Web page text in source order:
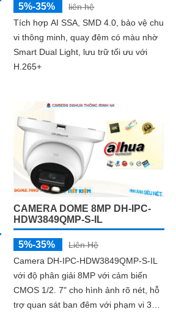
5%-35%
liên hệ
Tích hợp AI SSA, SMD 4.0, bảo vệ chu
vi thông minh, quay đêm có màu nhờ
Smart Dual Light, lưu trữ tối ưu với
H.265+
CAMERA DOME 8MP DH-IPC-
HDW3849QMP-S-IL
5%-35%
Liên Hệ
Camera DH-IPC-HDW3849QMP-S-IL
với độ phân giải 8MP với cảm biến
CMOS 1/2. 7" cho hình ảnh rõ nét, hỗ
trợ quan sát ban đêm với phạm vi 30m